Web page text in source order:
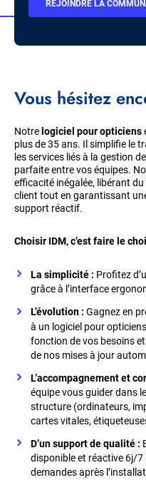
BOUTON
REJOINDRE LA
Vous hésitez
Notre logiciel pour opticiens
plus de 35 ans. Il simplifie le
les services liés à la gestion
parfaite entre vos équipes.
efficacité inégalée, libérant
client tout en garantissant
support réactif.
Choisir IDM, c’est faire le
La simplicité : Profitez
grâce à l’interface
L’évolution : Gagnez en
à un logiciel pour
fonction de vos besoins
de nos mises à jour
L’accompagnement et
équipe vous guider dans
structure (ordinateurs,
cartes vitales,
D’un support de qualité :
disponible et réactive 6j/
demandes après